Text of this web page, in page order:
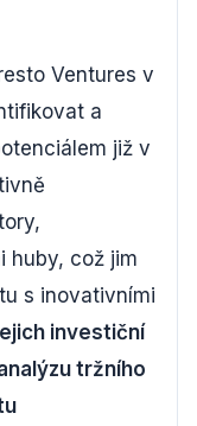
Ventures v
a
již v
huby, což jim
s inovativními
investiční
tržního